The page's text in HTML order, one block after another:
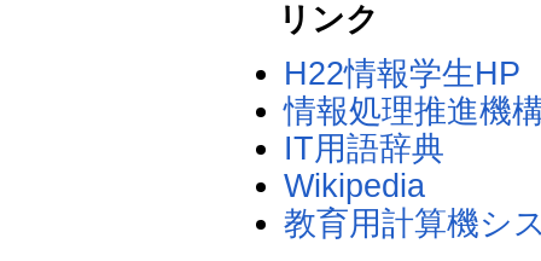
リンク
H22情報学生HP
情報処理推進機
IT用語辞典
Wikipedia
教育用計算機シ